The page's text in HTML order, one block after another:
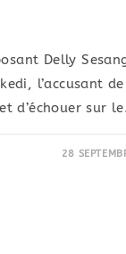
Delly
l’accusant de
d’échouer sur
28